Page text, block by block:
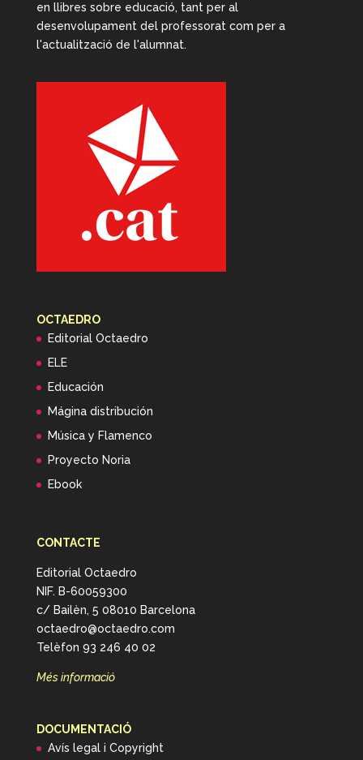
en llibres sobre educació, tant per al
desenvolupament del professorat com per a
l'actualització de l'alumnat.
OCTAEDRO
Editorial Octaedro
ELE
Educación
Mágina distribución
Música y Flamenco
Proyecto Noria
Ebook
CONTACTE
Editorial Octaedro
NIF. B-60059300
c/ Bailèn, 5 08010 Barcelona
octaedro@octaedro.com
Telèfon 93 246 40 02
Més informació
DOCUMENTACIÓ
Avís legal i Copyright